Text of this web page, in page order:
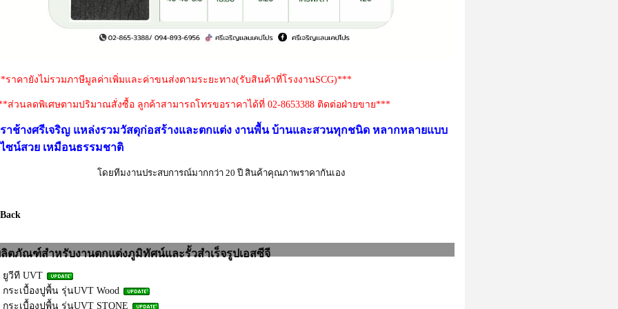
ราคายังไม่รวมภาษีมูลค่าเพิ่มและค่าขนส่งตามระยะทาง(รับสินค้าที่โรงงานSCG)***
ส่วนลดพิเศษตามปริมาณสั่งซื้อ ลูกค้าสามารถโทรขอราคาได้ที่ 02-8653388 ติดต่อฝ่ายขาย***
าช้างศรีเจริญ แหล่งรวมวัสดุก่อสร้างและตกแต่ง งานพื้น บ้านและสวนทุกชนิด หลากหลายแบบ
ซน์สวย เหมือนธรรมชาติ
โดยทีมงานประสบการณ์มากกว่า 20 ปี สินค้าคุณภาพราคากันเอง
ลิตภัณฑ์สำหรับงานตกแต่งภูมิทัศน์และรั้วสำเร็จรูปเอสซีจี
ยูวีที UVT
กระเบื้องปูพื้น รุ่นUVT Wood
กระเบื้องปูพื้น รุ่นUVT STONE